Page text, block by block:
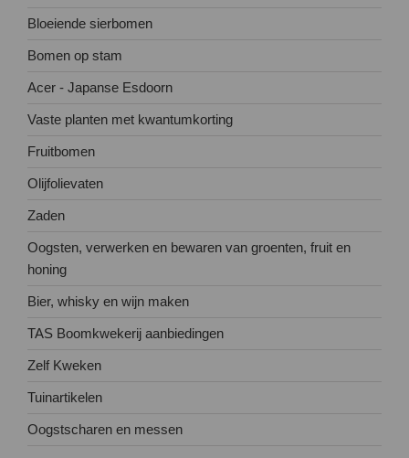
Bloeiende sierbomen
Bomen op stam
Acer - Japanse Esdoorn
Vaste planten met kwantumkorting
Fruitbomen
Olijfolievaten
Zaden
Oogsten, verwerken en bewaren van groenten, fruit en
honing
Bier, whisky en wijn maken
TAS Boomkwekerij aanbiedingen
Zelf Kweken
Tuinartikelen
Oogstscharen en messen